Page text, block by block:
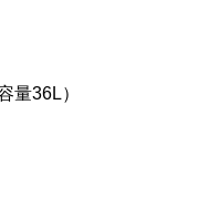
量36L）